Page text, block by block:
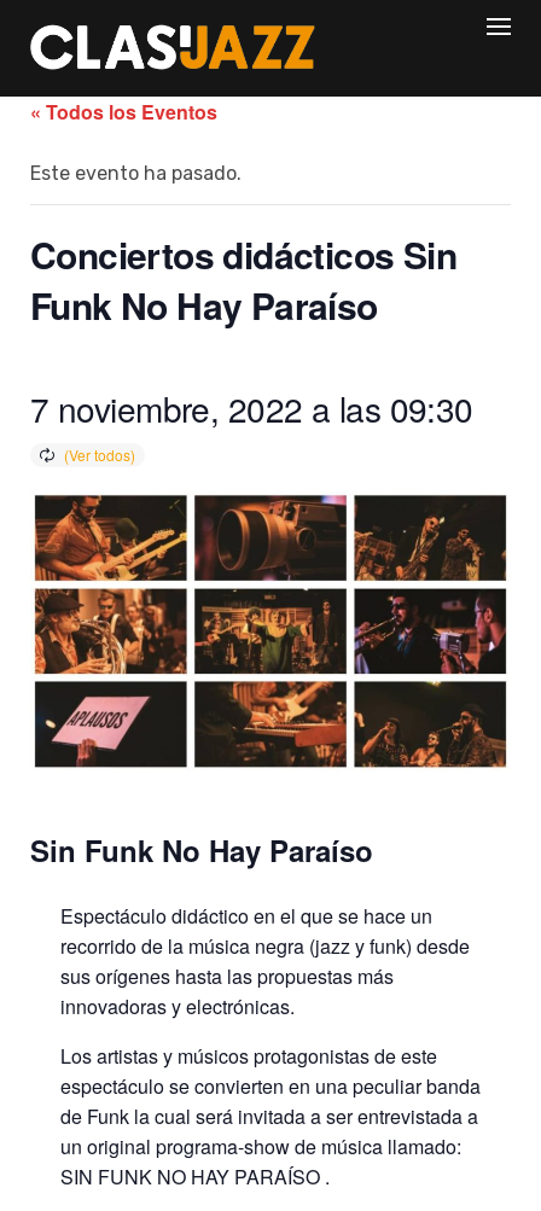
content
« Todos los Eventos
Este evento ha pasado.
Conciertos didácticos Sin
Funk No Hay Paraíso
7 noviembre, 2022 a las 09:30
Sin Funk No Hay Paraíso
Espectáculo didáctico en el que se hace un
recorrido de la música negra (jazz y funk) desde
sus orígenes hasta las propuestas más
innovadoras y electrónicas.
Los artistas y músicos protagonistas de este
espectáculo se convierten en una peculiar banda
de Funk la cual será invitada a ser entrevistada a
un original programa-show de música llamado:
SIN FUNK NO HAY PARAÍSO .